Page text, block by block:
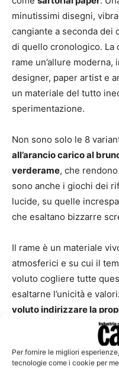
Per fornire le migliori
tecnologie come i cookie per
minutissimi disegni,
cangiante a seconda dei
di quello cronologico. La
rame un’allure
designer, paper artist e
un materiale del tutto
sperimentazione.
Non sono solo le 8
all’arancio carico al
verderame, che
sono anche i giochi dei
lucide, su quelle
che esaltano bizzarre
Il rame è un materiale
atmosferici e su cui il
voluto cogliere tutte
esaltarne l’unicità e
voluto indirizzare la
metalliche con cui il
14k e un rame tendente
all’argento, o all’alluminio.